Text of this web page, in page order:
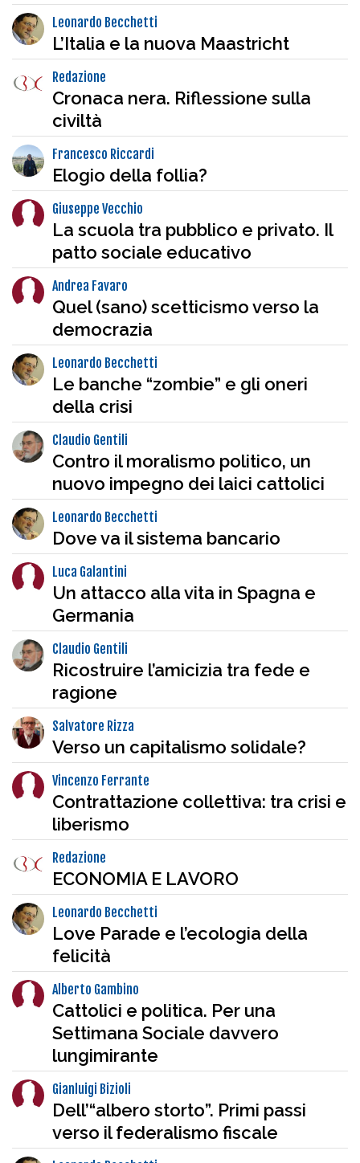
Leonardo Becchetti
L’Italia e la nuova Maastricht
Redazione
Cronaca nera. Riflessione sulla
civiltà
Francesco Riccardi
Elogio della follia?
Giuseppe Vecchio
La scuola tra pubblico e privato. Il
patto sociale educativo
Andrea Favaro
Quel (sano) scetticismo verso la
democrazia
Leonardo Becchetti
Le banche “zombie” e gli oneri
della crisi
Claudio Gentili
Contro il moralismo politico, un
nuovo impegno dei laici cattolici
Leonardo Becchetti
Dove va il sistema bancario
Luca Galantini
Un attacco alla vita in Spagna e
Germania
Claudio Gentili
Ricostruire l’amicizia tra fede e
ragione
Salvatore Rizza
Verso un capitalismo solidale?
Vincenzo Ferrante
Contrattazione collettiva: tra crisi e
liberismo
Redazione
ECONOMIA E LAVORO
Leonardo Becchetti
Love Parade e l’ecologia della
felicità
Alberto Gambino
Cattolici e politica. Per una
Settimana Sociale davvero
lungimirante
Gianluigi Bizioli
Dell’“albero storto”. Primi passi
verso il federalismo fiscale